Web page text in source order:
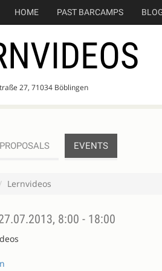
HOME PAST BARCAMPS
27, 71034 Böblingen
EVENTS
Lernvideos
8:00 - 18:00